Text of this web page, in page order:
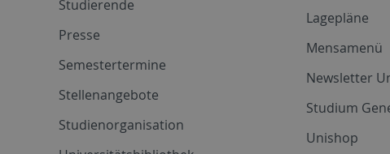
Studierende
Presse
Semestertermine
Stellenangebote
Studienorganisation
Lagepläne
Mensamenü
Newsletter
Studium
Unishop